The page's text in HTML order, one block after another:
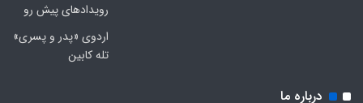
رویدادهای پیش رو
اردوی «پدر و پسری»
تله کابین
درباره ما